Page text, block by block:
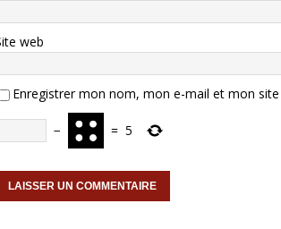
web
Enregistrer mon nom, mon e-mail et mon
− = 5